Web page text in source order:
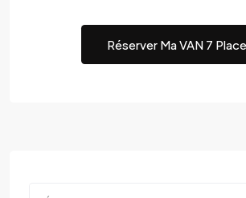
Réserver Ma VAN 7